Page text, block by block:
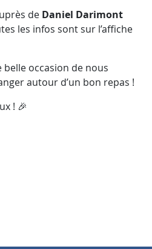
de Daniel Darimont
les infos sont sur l’affiche
belle occasion de nous
autour d’un bon repas !
! 🎉